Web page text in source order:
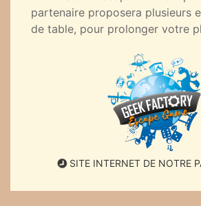
partenaire proposera plusieurs
de table, pour prolonger votre
SITE INTERNET DE NOTRE